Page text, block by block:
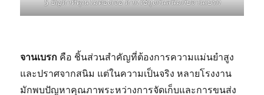
จานเบรก คือ ชิ้นส่วนสำคัญที่ต้องการความแม่นยำสูง
และปราศจากสนิม แต่ในความเป็นจริง หลายโรงงาน
มักพบปัญหาคุณภาพระหว่างการจัดเก็บและการขนส่ง